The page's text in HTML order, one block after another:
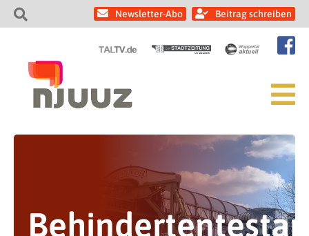
Newsletter-Abo Beitrag schreiben